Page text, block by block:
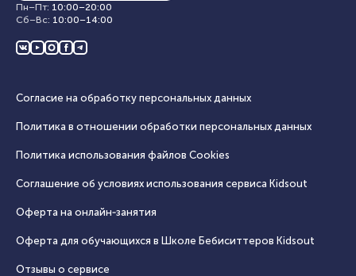
Пн–Пт: 10:00–20:00
Сб–Вс: 10:00–14:00
Согласие на обработку персональных данных
Политика в отношении обработки персональных данных
Политика использования файлов Cookies
Соглашение об условиях использования сервиса Кidsout
Оферта на онлайн‑занятия
Оферта для обучающихся в Школе Бебиситтеров Kidsout
Отзывы о сервисе